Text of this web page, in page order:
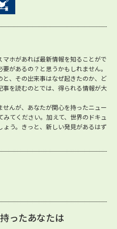
ホがあれば最新情報を知ることがで
があるの？と思うかもしれません。
と、その出来事はなぜ起きたのか、ど
を読むのとでは、得られる情報が大
んが、あなたが関心を持ったニュー
てください。加えて、世界のドキュ
う。きっと、新しい発見があるはず
ったあなたは